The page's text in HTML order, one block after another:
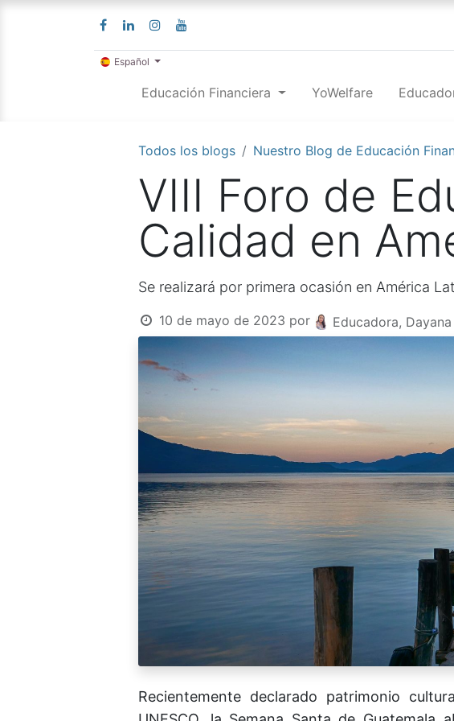
Español
Educación Financiera YoWelfare
Todos los blogs Nuestro Blog de Educación
VIII Foro de
Calidad en
Se realizará por primera ocasión en América
10 de mayo de 2023 por Educadora,
Recientemente declarado patrimonio